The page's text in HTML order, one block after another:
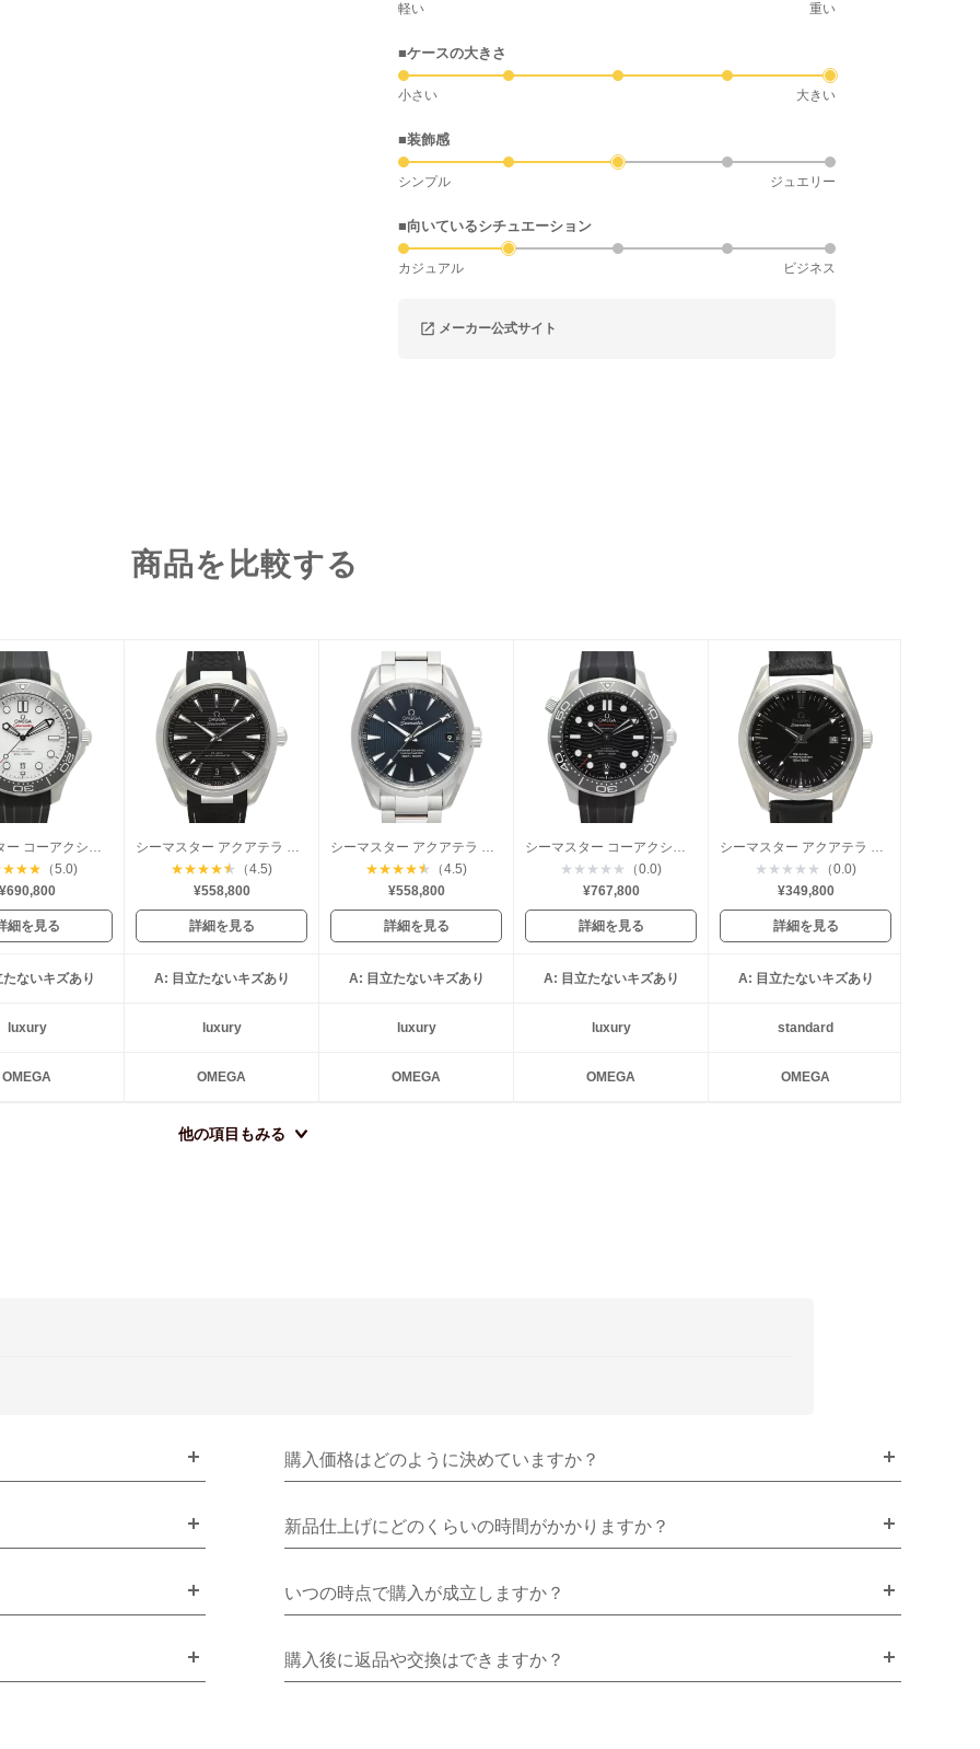
軽い 重い
■ケースの大きさ
小さい 大きい
■装飾感
シンプル ジュエリー
■向いているシチュエーション
カジュアル ビジネス
メーカー公式サイト
商品を比較する
シーマスター コーアクシャル ダイバー300
★★★ （5.0)
細を見る
シーマスター アクアテラ コーアクシャル
★★★★★
（4.5)
¥558,800
詳細を見る
シーマスター アクアテラ マスターコーアクシャル
★★★★★
（4.5)
¥558,800
詳細を見る
シーマスター コーアクシャル ダイバー300
★ ★ ★ ★ ★
（0.0)
¥767,800
詳細を見る
シーマスター アクアテラ コーアクシャル
★ ★ ★ ★ ★
（0.0)
¥349,800
詳細を見る
ないキズあり A: 目立たないキズあり A: 目立たないキズあり A: 目立たないキズあり A: 目立たないキズあり
luxury luxury luxury luxury standard
OMEGA OMEGA OMEGA OMEGA OMEGA
他の項目もみる
購入価格はどのように決めていますか？
新品仕上げにどのくらいの時間がかかりますか？
いつの時点で購入が成立しますか？
購入後に返品や交換はできますか？